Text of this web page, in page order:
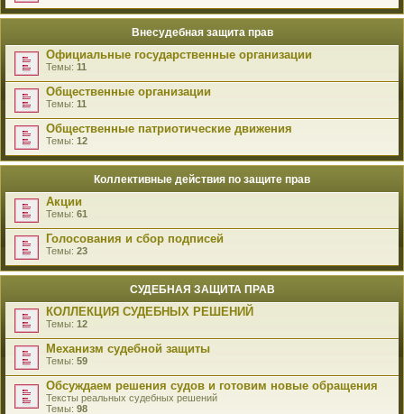
Внесудебная защита прав
Официальные государственные организации
Темы: 11
Общественные организации
Темы: 11
Общественные патриотические движения
Темы: 12
Коллективные действия по защите прав
Акции
Темы: 61
Голосования и сбор подписей
Темы: 23
СУДЕБНАЯ ЗАЩИТА ПРАВ
КОЛЛЕКЦИЯ СУДЕБНЫХ РЕШЕНИЙ
Темы: 12
Механизм судебной защиты
Темы: 59
Обсуждаем решения судов и готовим новые обращения
Тексты реальных судебных решений
Темы: 98